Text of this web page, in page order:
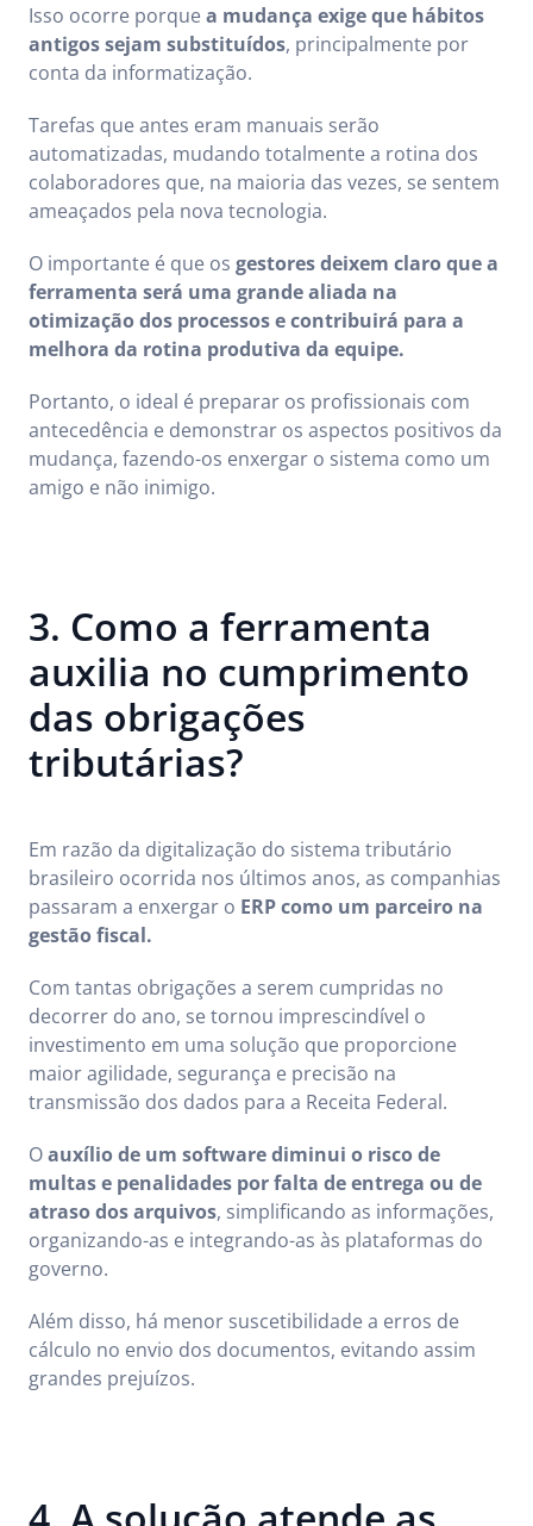
Isso ocorre porquea mudança exige que hábitos
antigos sejam substituídos, principalmente por
conta da informatização.
Tarefas que antes eram manuais serão
automatizadas, mudando totalmente a rotina dos
colaboradores que, na maioria das vezes, se sentem
ameaçados pela nova tecnologia.
O importante é que os gestores deixem claro que a
ferramenta será uma grande aliada na
otimização dos processos e contribuirá para a
melhora da rotina produtiva da equipe.
Portanto, o ideal é preparar os profissionais com
antecedência e demonstrar os aspectos positivos da
mudança, fazendo-os enxergar o sistema como um
amigo e não inimigo.
3. Como a ferramenta
auxilia no cumprimento
das obrigações
tributárias?
Em razão da digitalização do sistema tributário
brasileiro ocorrida nos últimos anos, as companhias
passaram a enxergar o ERP como um parceiro na
gestão fiscal.
Com tantas obrigações a serem cumpridas no
decorrer do ano, se tornou imprescindível o
investimento em uma solução que proporcione
maior agilidade, segurança e precisão na
transmissão dos dados para a Receita Federal.
Oauxílio de um software diminui o risco de
multas e penalidades por falta de entrega ou de
atraso dos arquivos, simplificando as informações,
organizando-as e integrando-as às plataformas do
governo.
Além disso, há menor suscetibilidade a erros de
cálculo no envio dos documentos, evitando assim
grandes prejuízos.